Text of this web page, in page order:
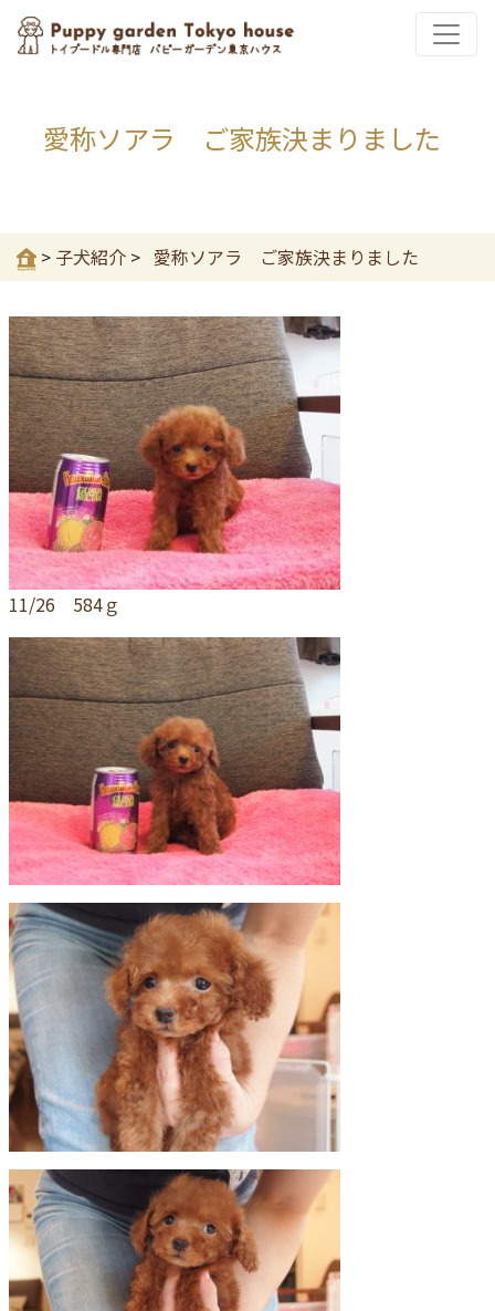
愛称ソアラ ご家族決まりました
> 子犬紹介 > 愛称ソアラ ご家族決まりました
11/26 584ｇ